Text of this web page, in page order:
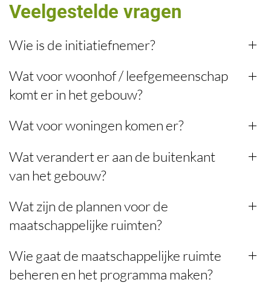
Veelgestelde vragen
Wie is de initiatiefnemer?
Wat voor woonhof / leefgemeenschap
komt er in het gebouw?
Wat voor woningen komen er?
Wat verandert er aan de buitenkant
van het gebouw?
Wat zijn de plannen voor de
maatschappelijke ruimten?
Wie gaat de maatschappelijke ruimte
beheren en het programma maken?